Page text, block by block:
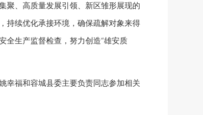
聚、高质量发展引领、新区雏形展现的
持续优化承接环境，确保疏解对象来得
全生产监督检查，努力创造“雄安质
福和容城县委主要负责同志参加相关